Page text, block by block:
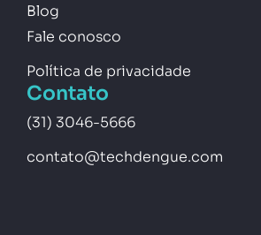
Blog
Fale conosco
Política de privacidade
Contato
(31) 3046-5666
contato@techdengue.com